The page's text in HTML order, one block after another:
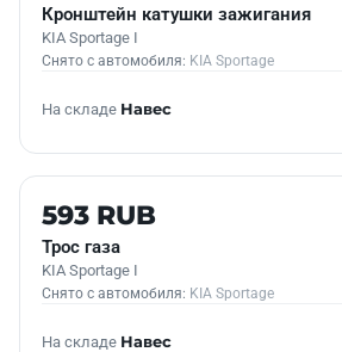
Кронштейн катушки зажигания
KIA Sportage I
Снято с автомобиля: KIA Sportage
На складе Навес
Б/У В НАЛИЧИИ
593 RUB
Трос газа
KIA Sportage I
Снято с автомобиля: KIA Sportage
На складе Навес